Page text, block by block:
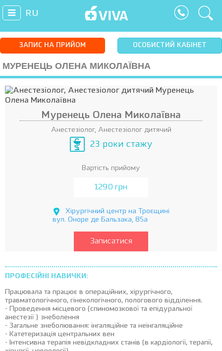
RU
ЗАПИС НА ПРИЙОМ ОСОБИСТИЙ КАБІНЕТ
МУРЕНЕЦЬ ОЛЕНА МИКОЛАЇВНА
Муренець Олена Миколаївна
Анестезіолог, Анестезіолог дитячий
23 роки стажу
Вартість прийому
1290 грн
Хірургічний центр на Троєщині
вул. Оноре де Бальзака, 85а
Записатися
ПРОФЕСІЙНІ НАВИЧКИ:
Працювала та працює в операційних, хірургічного,
травматологічного, гінекологічного, пологового відділення.
- Проведення місцевого (спиномозкової та епідуральної
анестезії ) знеболення
- Загальне знеболювання: інгаляційне та неінгаляційне
- Катетеризація центральних вен
- Інтенсивна терапія невідкладних станів (в кардіології, терапії,